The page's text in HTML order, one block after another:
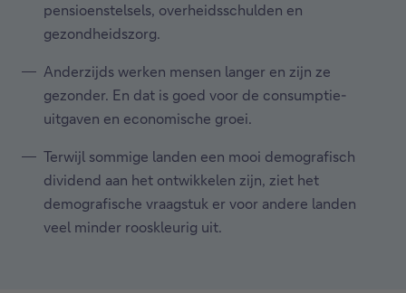
pensioenstelsels, overheidsschulden en
gezondheidszorg.
Anderzijds werken mensen langer en zijn ze
gezonder. En dat is goed voor de consumptie-
uitgaven en economische groei.
Terwijl sommige landen een mooi demografisch
dividend aan het ontwikkelen zijn, ziet het
demografische vraagstuk er voor andere landen
veel minder rooskleurig uit.